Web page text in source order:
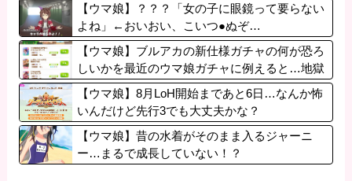
【ウマ娘】？？？「女の子に眼鏡って要らない
よね」←おいおい、こいつ●ぬぞ…
【ウマ娘】ブルアカの新仕様ガチャの何が恐ろ
しいかを最近のウマ娘ガチャに例えると…地獄
だな？
【ウマ娘】8月LoH開始まであと6日…なんか怖
いんだけど先行3でも大丈夫かな？
【ウマ娘】昔の水着がそのまま入るジャーニ
ー…まるで成長していない！？